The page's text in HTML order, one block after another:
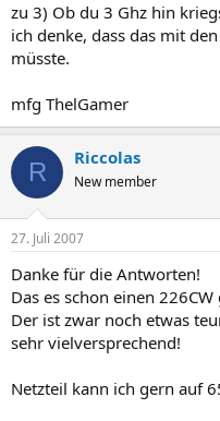
zu 3) Ob du 3 Ghz hin
ich denke, dass das mit
müsste.
mfg ThelGamer
R Riccolas
New member
27. Juli 2007
Danke für die Antworten!
Das es schon einen
Der ist zwar noch etwas
sehr vielversprechend!
Netzteil kann ich gern auf